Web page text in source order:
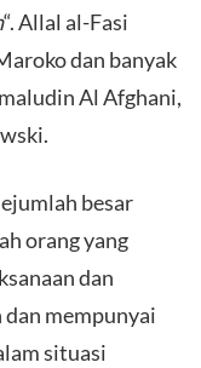
“. Allal al-Fasi
dan banyak
Al Afghani,
besar
orang yang
dan
dan mempunyai
situasi